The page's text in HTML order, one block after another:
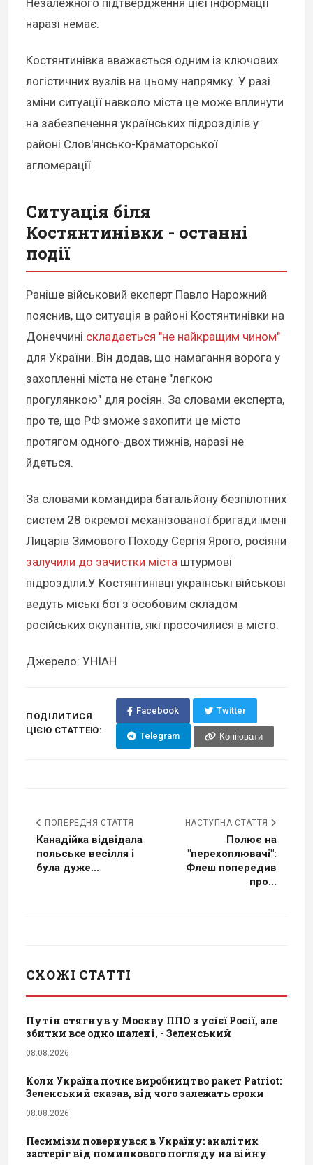
наразі немає.
Костянтинівка вважається одним із ключових
логістичних вузлів на цьому напрямку. У разі
зміни ситуації навколо міста це може вплинути
на забезпечення українських підрозділів у
районі Слов'янсько-Краматорської
агломерації.
Ситуація біля
Костянтинівки - останні
події
Раніше військовий експерт Павло Нарожний
пояснив, що ситуація в районі Костянтинівки на
Донеччині складається "не найкращим чином"
для України. Він додав, що намагання ворога у
захопленні міста не стане "легкою
прогулянкою" для росіян. За словами експерта,
про те, що РФ зможе захопити це місто
протягом одного-двох тижнів, наразі не
йдеться.
За словами командира батальйону безпілотних
систем 28 окремої механізованої бригади імені
Лицарів Зимового Походу Сергія Ярого, росіяни
залучили до зачистки міста штурмові
підрозділи.У Костянтинівці українські військові
ведуть міські бої з особовим складом
російських окупантів, які просочилися в місто.
Джерело: УНІАН
ПОДІЛИТИСЯ
ЦІЄЮ СТАТТЕЮ:
Facebook Twitter
Telegram Копіювати
ПОПЕРЕДНЯ СТАТТЯ
Канадійка відвідала
польське весілля і
була дуже...
НАСТУПНА СТАТТЯ
Полює на
"перехоплювачі":
Флеш попередив
про...
СХОЖІ СТАТТІ
Путін стягнув у Москву ППО з усієї Росії, але
збитки все одно шалені, - Зеленський
08.08.2026
Коли Україна почне виробництво ракет Patriot:
Зеленський сказав, від чого залежать сроки
08.08.2026
Песимізм повернувся в Україну: аналітик
застеріг від помилкового погляду на війну